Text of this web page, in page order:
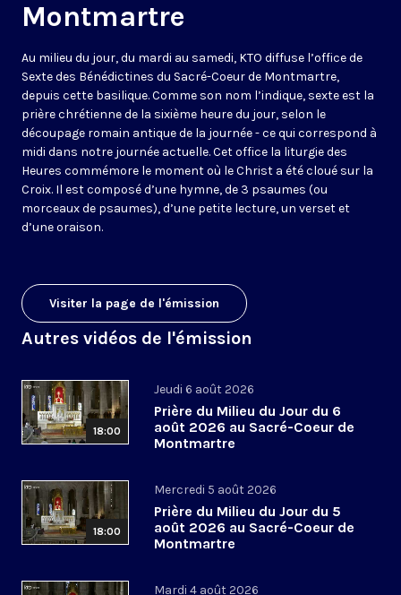
Montmartre
Au milieu du jour, du mardi au samedi, KTO diffuse l’office de
Sexte des Bénédictines du Sacré-Coeur de Montmartre,
depuis cette basilique. Comme son nom l’indique, sexte est la
prière chrétienne de la sixième heure du jour, selon le
découpage romain antique de la journée - ce qui correspond à
midi dans notre journée actuelle. Cet office la liturgie des
Heures commémore le moment où le Christ a été cloué sur la
Croix. Il est composé d’une hymne, de 3 psaumes (ou
morceaux de psaumes), d’une petite lecture, un verset et
d’une oraison.
Visiter la page de l'émission
Autres vidéos de l'émission
18:00
Jeudi 6 août 2026
Prière du Milieu du Jour du 6
août 2026 au Sacré-Coeur de
Montmartre
18:00
Mercredi 5 août 2026
Prière du Milieu du Jour du 5
août 2026 au Sacré-Coeur de
Montmartre
Mardi 4 août 2026